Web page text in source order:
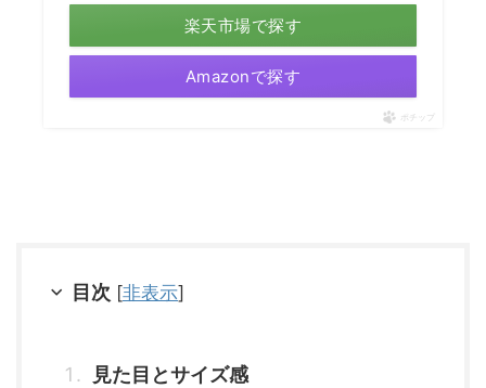
楽天市場で探す
Amazonで探す
ポチップ
目次 [非表示]
見た目とサイズ感